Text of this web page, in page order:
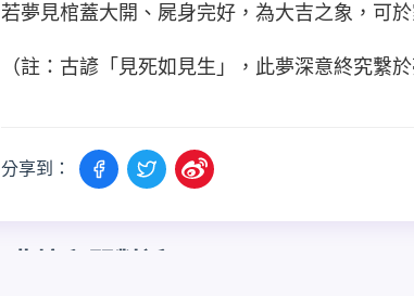
若夢見棺蓋大開、屍身完好，為大吉之象，可
（註：古諺「見死如見生」，此夢深意終究繫
分享到：